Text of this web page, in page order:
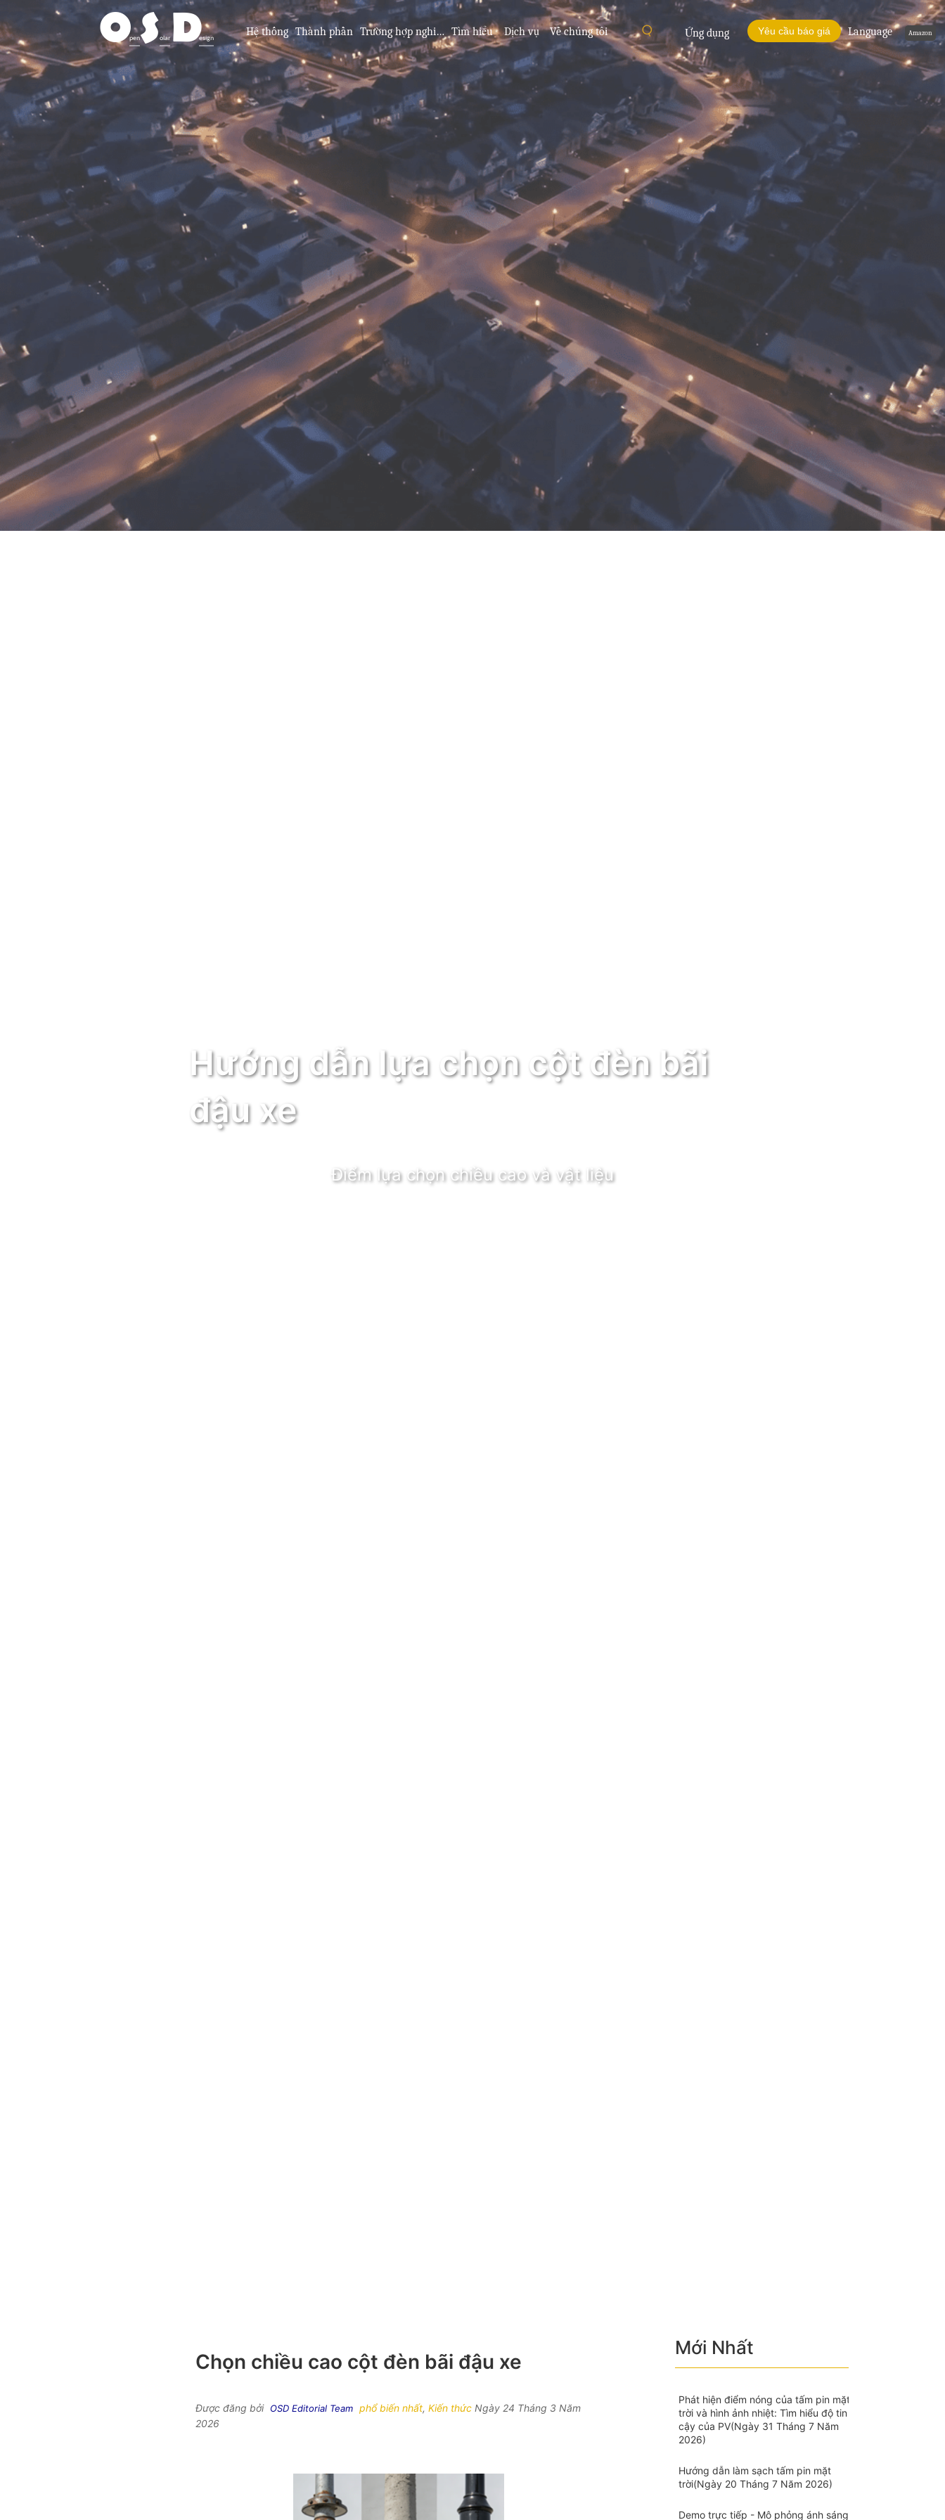
OpenSolar Design
Hệ thống Thành phần Trường hợp nghiên cứu Tìm hiểu Dịch vụ Về chúng tôi Ứng dụng Yêu cầu báo giá Language Amazon
Hướng dẫn lựa chọn cột đèn bãi
đậu xe
Điểm lựa chọn chiều cao và vật liệu
Chọn chiều cao cột đèn bãi đậu xe
Được đăng bởi OSD Editorial Team phổ biến nhất,Kiến thức Ngày 24 Tháng 3 Năm
2026
Mới Nhất
Phát hiện điểm nóng của tấm pin mặt
trời và hình ảnh nhiệt: Tìm hiểu độ tin
cậy của PV(Ngày 31 Tháng 7 Năm
2026)
Hướng dẫn làm sạch tấm pin mặt
trời(Ngày 20 Tháng 7 Năm 2026)
Demo trực tiếp - Mô phỏng ánh sáng